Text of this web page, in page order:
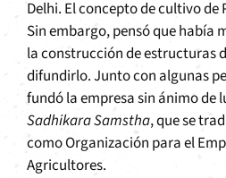
Delhi. El concepto de cultivo de
Sin embargo, pensó que había
la construcción de estructuras
difundirlo. Junto con algunas
fundó la empresa sin ánimo de
Sadhikara Samstha, que se
como Organización para el
Agricultores.